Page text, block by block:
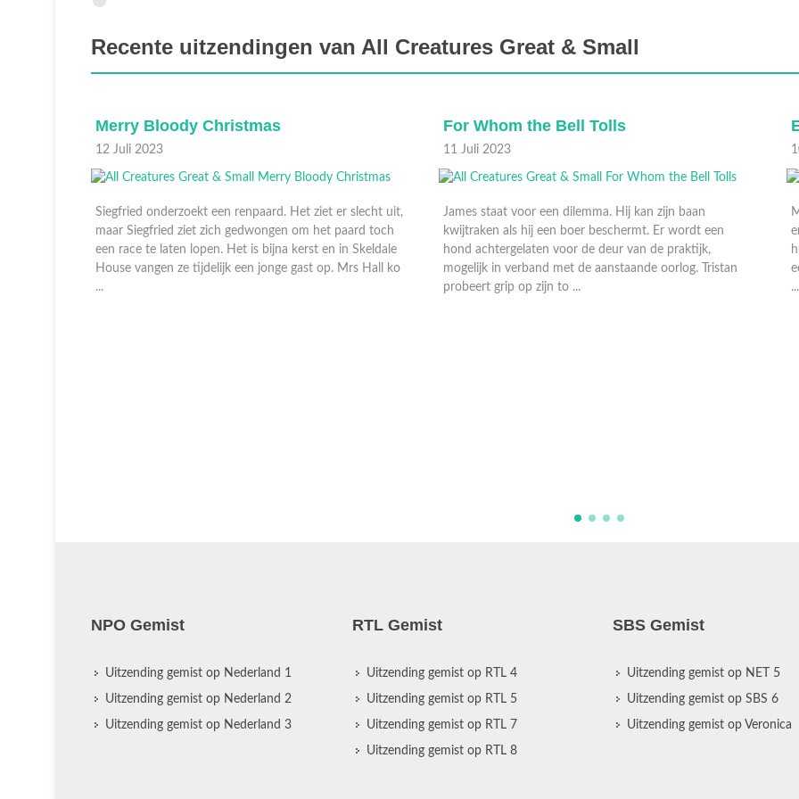
Recente uitzendingen van All Creatures Great & Small
For Whom the Bell Tolls
11 Juli 2023
James staat voor een dilemma. Hij kan zijn baan
kwijtraken als hij een boer beschermt. Er wordt een
hond achtergelaten voor de deur van de praktijk,
mogelijk in verband met de aanstaande oorlog. Tristan
probeert grip op zijn to ...
Edward
10 Juli 2023
Mrs Hall heeft een belangrijke afspraak, waardoor Tristan
en Siegfried er even alleen voor staan. Siegfried laat de
huishoudelijke taken aan Tristan over en begeleidt zelf
een jongen die langskomt voor een dagje meekijken in de
...
NPO Gemist
Uitzending gemist op Nederland 1
Uitzending gemist op Nederland 2
Uitzending gemist op Nederland 3
RTL Gemist
Uitzending gemist op RTL 4
Uitzending gemist op RTL 5
Uitzending gemist op RTL 7
Uitzending gemist op RTL 8
SBS Gemist
Uitzending gemist op NET 5
Uitzending gemist op SBS 6
Uitzending gemist op Veronica